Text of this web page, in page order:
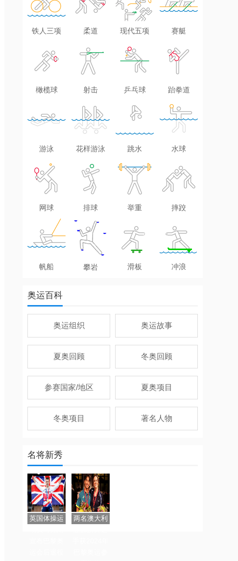
铁人三项 柔道 现代五项 赛艇
橄榄球 射击 乒乓球 跆拳道
游泳 花样游泳 跳水 水球
网球 排球 举重 摔跤
帆船 攀岩 滑板 冲浪
奥运百科
奥运组织 奥运故事
夏奥回顾 冬奥回顾
参赛国家/地区 夏奥项目
冬奥项目 著名人物
名将新秀
英国体操运
两名澳大利